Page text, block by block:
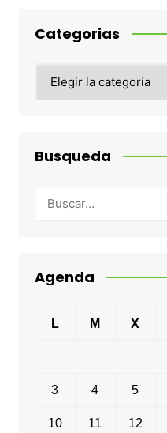
Categorias
Busqueda
Agenda
L M X
3 4 5
10 11 12